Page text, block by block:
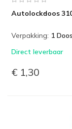
Autolockdoos
Verpakking: 1 Doos
Direct leverbaar
€ 1,30